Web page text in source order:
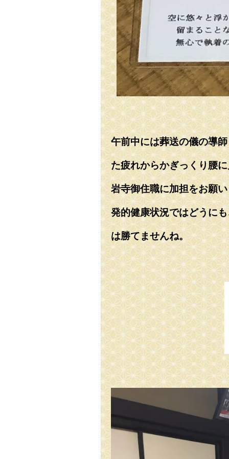
午前中には葬送の儀の導
た疲れからかぎっくり腰
岩寺御住職に加担をお願
発的健康状況ではどうに
は勝てませんね。